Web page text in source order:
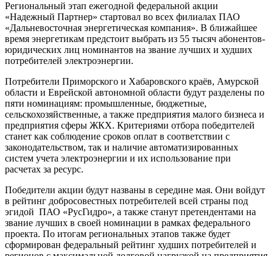
Региональный этап ежегодной федеральной акции
«Надежный Партнер» стартовал во всех филиалах ПАО
«Дальневосточная энергетическая компания». В ближайшее
время энергетикам предстоит выбрать из 55 тысяч абонентов-
юридических лиц номинантов на звание лучших и худших
потребителей электроэнергии.
Потребители Приморского и Хабаровского краёв, Амурской
области и Еврейской автономной области будут разделены по
пяти номинациям: промышленные, бюджетные,
сельскохозяйственные, а также предприятия малого бизнеса и
предприятия сферы ЖКХ. Критериями отбора победителей
станет как соблюдение сроков оплат в соответствии с
законодательством, так и наличие автоматизированных
систем учета электроэнергии и их использование при
расчетах за ресурс.
Победители акции будут названы в середине мая. Они войдут
в рейтинг добросовестных потребителей всей страны под
эгидой ПАО «РусГидро», а также станут претендентами на
звание лучших в своей номинации в рамках федерального
проекта. По итогам региональных этапов также будет
сформирован федеральный рейтинг худших потребителей и